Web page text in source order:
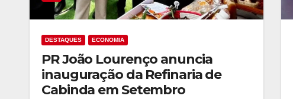
DESTAQUES ECONOMIA
PR João Lourenço anuncia
inauguração da Refinaria de
Cabinda em Setembro